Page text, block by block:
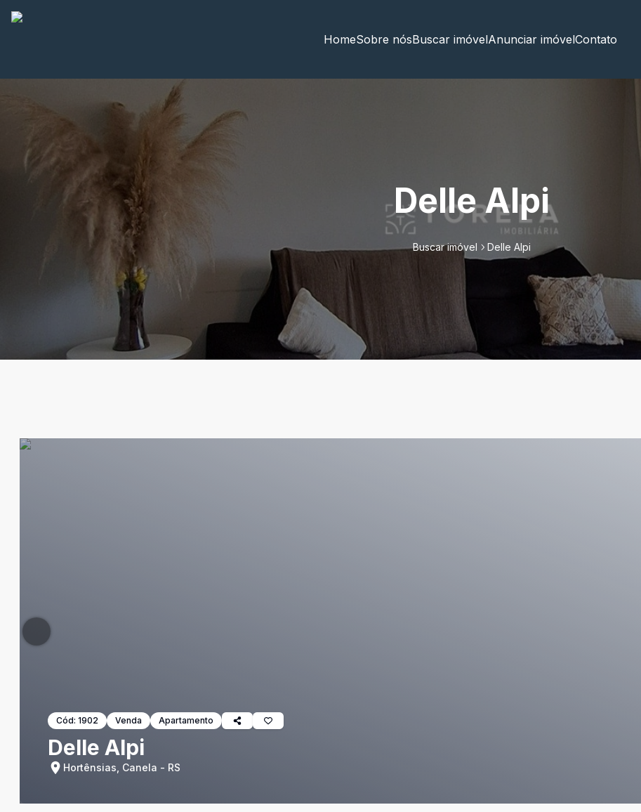
HomeSobre nósBuscar imóvelAnunciar imóvelContato
Delle Alpi
Buscar imóvel Delle Alpi
Cód: 1902 Venda Apartamento
Delle Alpi
Hortênsias, Canela - RS